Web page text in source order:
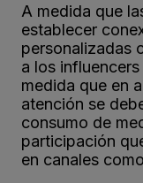
A medida que
establecer
personalizadas
a los
medida que en
atención se
consumo de
participación
en canales